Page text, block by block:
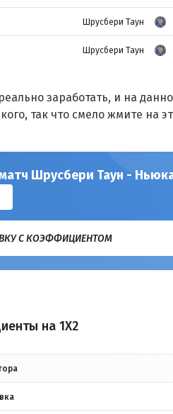
Шрусбери Таун
Шрусбери Таун
заработать, и на
так что смело жмите на
Шрусбери Таун -
С КОЭФФИЦИЕНТОМ
на 1X2